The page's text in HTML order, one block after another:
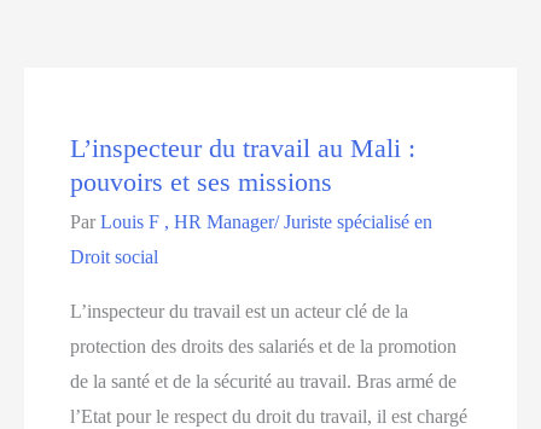
L’inspecteur du travail au Mali :
pouvoirs et ses missions
ParLouis F , HR Manager/ Juriste spécialisé en
Droit social
L’inspecteur du travail est un acteur clé de la
protection des droits des salariés et de la promotion
de la santé et de la sécurité au travail. Bras armé de
l’Etat pour le respect du droit du travail, il est chargé